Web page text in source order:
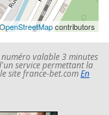
OpenStreetMapcontributors
valable 3 minutes
service permettant la
site france-bet.comEn